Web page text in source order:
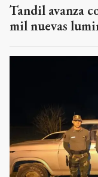
Tandil avanza
mil nuevas